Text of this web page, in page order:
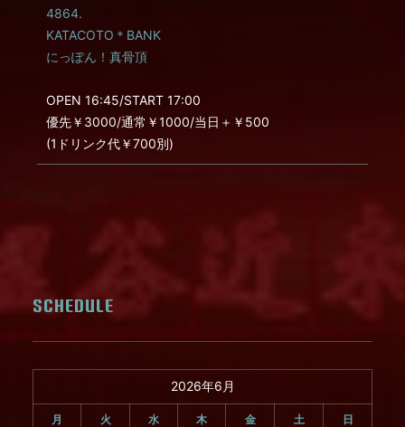
4864.
KATACOTO＊BANK
にっぽん！真骨頂
OPEN 16:45/START 17:00
優先￥3000/通常￥1000/当日＋￥500
(1ドリンク代￥700別)
SCHEDULE
2026年6月
月 火 水 木 金 土 日